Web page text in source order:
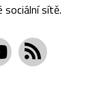
sociální sítě.